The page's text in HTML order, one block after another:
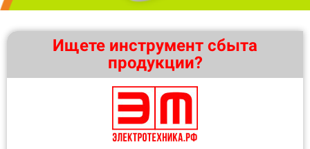
Ищете инструмент сбыта
продукции?